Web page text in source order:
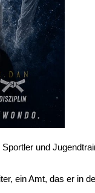
und
ein Amt, das er in